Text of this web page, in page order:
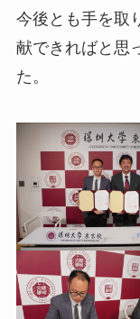
今後とも手を取
献できればと思
た。